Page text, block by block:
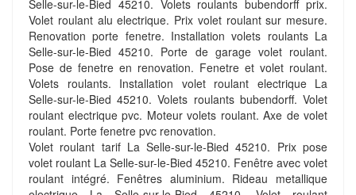
Selle-sur-le-Bied 45210. Volets roulants bubendorff prix.
Volet roulant alu electrique. Prix volet roulant sur mesure.
Renovation porte fenetre. Installation volets roulants La
Selle-sur-le-Bied 45210. Porte de garage volet roulant.
Pose de fenetre en renovation. Fenetre et volet roulant.
Volets roulants. Installation volet roulant electrique La
Selle-sur-le-Bied 45210. Volets roulants bubendorff. Volet
roulant electrique pvc. Moteur volets roulant. Axe de volet
roulant. Porte fenetre pvc renovation.
Volet roulant tarif La Selle-sur-le-Bied 45210. Prix pose
volet roulant La Selle-sur-le-Bied 45210. Fenêtre avec volet
roulant intégré. Fenêtres aluminium. Rideau metallique